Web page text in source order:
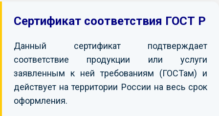
КОНТАКТЫ
Сертификат соответствия ГОСТ Р
Данный сертификат подтверждает
соответствие продукции или услуги
заявленным к ней требованиям (ГОСТам) и
действует на территории России на весь срок
оформления.